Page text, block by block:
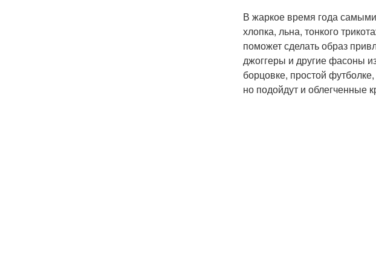
В жаркое время года
хлопка, льна, тонкого
поможет сделать образ
джоггеры и другие фасоны
борцовке, простой
но подойдут и облегченные